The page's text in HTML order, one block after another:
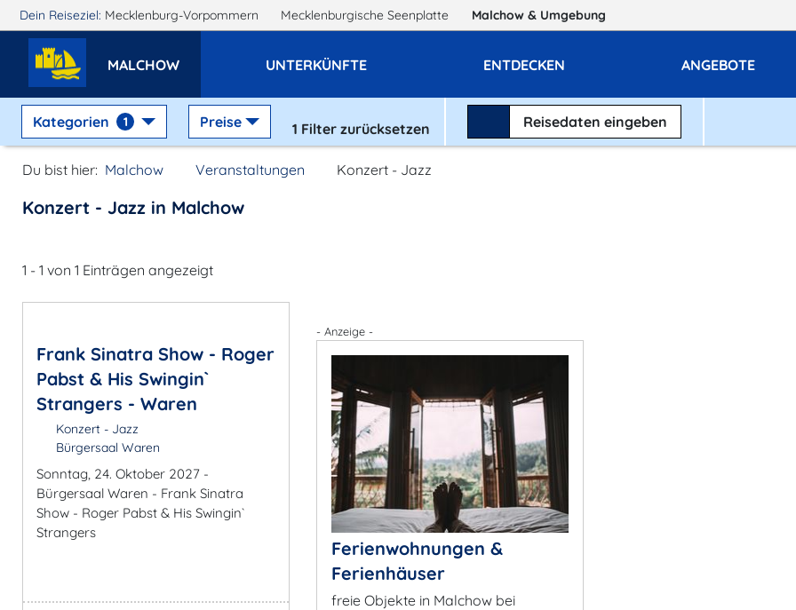
Dein Reiseziel: Mecklenburg-Vorpommern Mecklenburgische Seenplatte Malchow & Umgebung
MALCHOW UNTERKÜNFTE ENTDECKEN ANGEBOTE
Kategorien 1 Preise 1 Filter zurücksetzen Reisedateneingeben
Du bist hier: Malchow Veranstaltungen Konzert - Jazz
Konzert - Jazz in Malchow
1 - 1 von 1 Einträgen angezeigt
Frank Sinatra Show - Roger
Pabst & His Swingin`
Strangers - Waren
Konzert - Jazz
Bürgersaal Waren
Sonntag, 24. Oktober 2027 -
Bürgersaal Waren - Frank Sinatra
Show - Roger Pabst & His Swingin`
Strangers
- Anzeige -
Ferienwohnungen &
Ferienhäuser
freie Objekte in Malchow bei